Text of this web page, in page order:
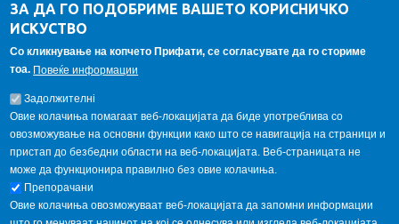
Алумни асоцијација
ГАЛЕРИЈА
ЗА ДА ГО ПОДОБРИМЕ ВАШЕТО КОРИСНИЧКО
ИСКУСТВО
Со кликнување на копчето Прифати, се согласувате да го сториме
тоа. Повеќе информации
Задолжителнi
Овие колачиња помагаат веб-локацијата да биде употреблива со
овозможување на основни функции како што се навигација на страници и
пристап до безбедни области на веб-локацијата. Веб-страницата не
може да функционира правилно без овие колачиња.
Препорачани
Овие колачиња овозможуваат веб-локацијата да запомни информации